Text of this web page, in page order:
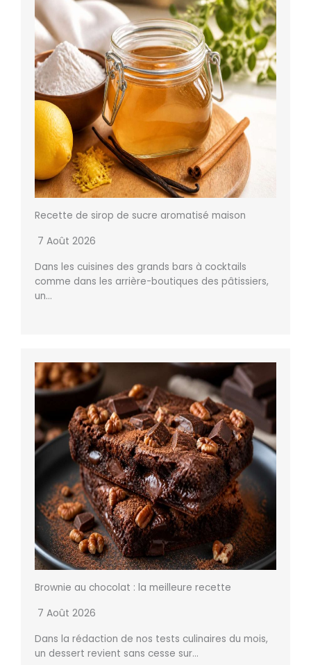
Recette de sirop de sucre aromatisé maison
7 Août 2026
Dans les cuisines des grands bars à cocktails
comme dans les arrière-boutiques des pâtissiers,
un…
Brownie au chocolat : la meilleure recette
7 Août 2026
Dans la rédaction de nos tests culinaires du mois,
un dessert revient sans cesse sur…